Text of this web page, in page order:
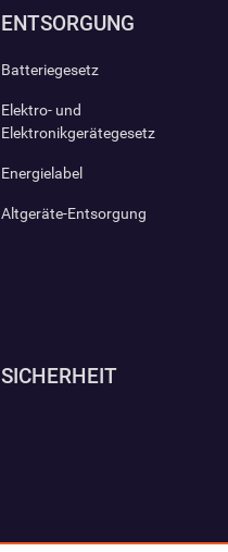
ENTSORGUNG
Batteriegesetz
Elektro- und
Elektronikgerätegesetz
Energielabel
Altgeräte-Entsorgung
SICHERHEIT